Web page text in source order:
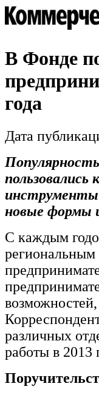
В Фонде
года
Дата
пользовались
инструменты
новые формы
С каждым
различных
работы в 2013